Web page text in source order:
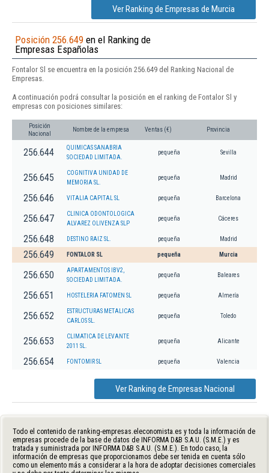
Ver Ranking de Empresas de Murcia
Posición 256.649 en el Ranking de
Empresas Españolas
Fontalor Sl se encuentra en la posición 256.649 del Ranking Nacional de
Empresas.
A continuación podrá consultar la posición en el ranking de Fontalor Sl y
empresas con posiciones similares:
Posición
Nacional
Nombre de la empresa Ventas (€) Provincia
256.644
QUIMICAS SANABRIA
SOCIEDAD LIMITADA.
pequeña Sevilla
256.645
COGNITIVA UNIDAD DE
MEMORIA SL.
pequeña Madrid
256.646 VITALIA CAPITAL SL pequeña Barcelona
256.647
CLINICA ODONTOLOGICA
ALVAREZ OLIVENZA SLP
pequeña Cáceres
256.648 DESTINO RAIZ SL. pequeña Madrid
256.649 FONTALOR SL pequeña Murcia
256.650
APARTAMENTOS IBV2,
SOCIEDAD LIMITADA.
pequeña Baleares
256.651 HOSTELERIA FATOMEN SL pequeña Almería
256.652
ESTRUCTURAS METALICAS
CARLOS SL.
pequeña Toledo
256.653
CLIMATICA DE LEVANTE
2011 SL.
pequeña Alicante
256.654 FONTOMIR SL pequeña Valencia
Ver Ranking de Empresas Nacional
Todo el contenido de ranking-empresas.eleconomista.es y toda la información de
empresas procede de la base de datos de INFORMA D&B S.A.U. (S.M.E.) y es
tratada y suministrada por INFORMA D&B S.A.U. (S.M.E.). En todo caso, la
información de empresas que proporcionamos debe ser tenida en cuenta sólo
como un elemento más a considerar a la hora de adoptar decisiones comerciales